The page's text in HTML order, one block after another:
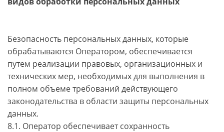
Безопасность персональных данных, которые
обрабатываются Оператором, обеспечивается
путем реализации правовых, организационных и
технических мер, необходимых для выполнения в
полном объеме требований действующего
законодательства в области защиты персональных
данных.
8.1. Оператор обеспечивает сохранность